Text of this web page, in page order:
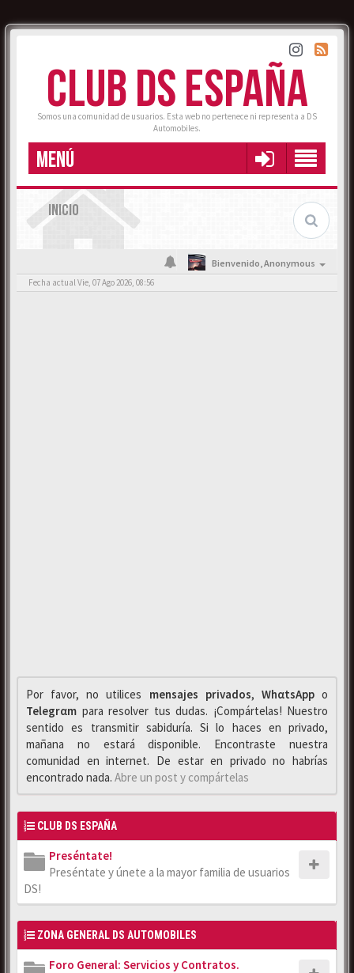
CLUB DS ESPAÑA
Somos una comunidad de usuarios. Esta web no pertenece ni representa a DS
Automobiles.
MENÚ
INICIO
Bienvenido,Anonymous
Fecha actual Vie, 07 Ago 2026, 08:56
Por favor, no utilices mensajes privados, WhαtsAppo
Telegrαm para resolver tus dudas. ¡Compártelas! Nuestro
sentido es transmitir sabiduría. Si lo haces en privado,
mañana no estará disponible. Encontraste nuestra
comunidad en internet. De estar en privado no habrías
encontrado nada. Abre un post y compártelas
CLUB DS ESPAÑA
Preséntate!
Preséntate y únete a la mayor familia de usuarios
DS!
ZONA GENERAL DS AUTOMOBILES
Foro General: Servicios y Contratos.